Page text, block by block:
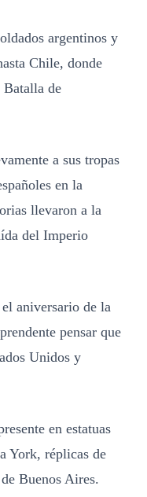
argentinos y
Chile, donde
Batalla de
a sus tropas
en la
llevaron a la
del Imperio
aniversario de la
pensar que
Unidos y
en estatuas
York, réplicas de
Buenos Aires.